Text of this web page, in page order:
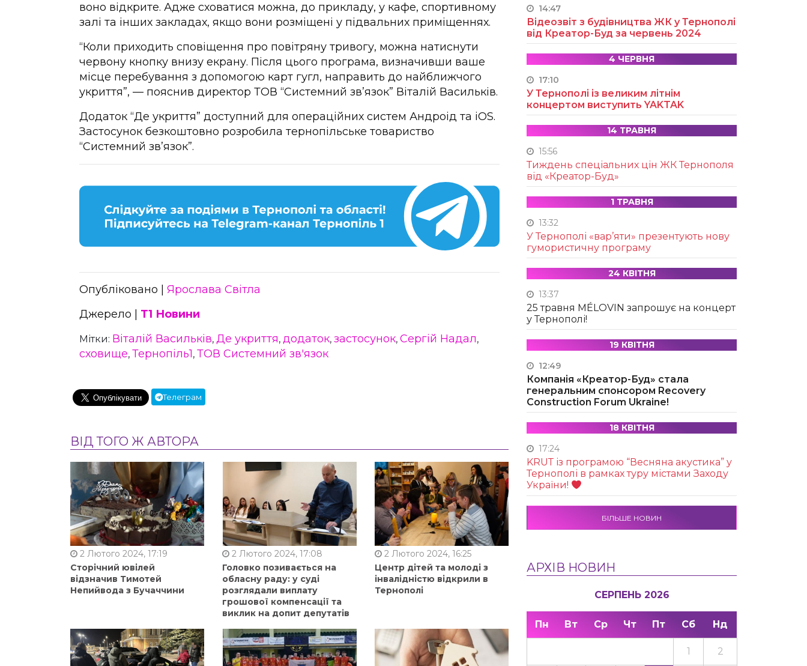
воно відкрите. Адже сховатися можна, до прикладу, у кафе, спортивному
залі та інших закладах, якщо вони розміщені у підвальних приміщеннях.
“Коли приходить сповіщення про повітряну тривогу, можна натиснути
червону кнопку внизу екрану. Після цього програма, визначивши ваше
місце перебування з допомогою карт гугл, направить до найближчого
укриття”, — пояснив директор ТОВ “Системний зв’язок” Віталій Васильків.
Додаток “Де укриття” доступний для операційних систем Андроід та iOS.
Застосунок безкоштовно розробила тернопільське товариство
“Системний зв’язок”.
Опубліковано | Ярослава Світла
Джерело | Т1 Новини
Мітки: Віталій Васильків, Де укриття, додаток, застосунок, Сергій Надал,
сховище, Тернопіль1, ТОВ Системний зв'язок
Телеграм
ВІД ТОГО Ж АВТОРА
2 Лютого 2024, 17:19
Сторічний ювілей
відзначив Тимотей
Непийвода з Бучаччини
2 Лютого 2024, 17:08
Головко позивається на
обласну раду: у суді
розглядали виплату
грошової компенсації та
виклик на допит депутатів
2 Лютого 2024, 16:25
Центр дітей та молоді з
інвалідністю відкрили в
Тернополі
14:47
Відеозвіт з будівництва ЖК у Тернополі
від Креатор-Буд за червень 2024
4 ЧЕРВНЯ
17:10
У Тернополі із великим літнім
концертом виступить YAKTAK
14 ТРАВНЯ
15:56
Тиждень спеціальних цін ЖК Тернополя
від «Креатор-Буд»
1 ТРАВНЯ
13:32
У Тернополі «вар’яти» презентують нову
гумористичну програму
24 КВІТНЯ
13:37
25 травня MÉLOVIN запрошує на концерт
у Тернополі!
19 КВІТНЯ
12:49
Компанія «Креатор-Буд» стала
генеральним спонсором Recovery
Construction Forum Ukraine!
18 КВІТНЯ
17:24
KRUТ із програмою “Весняна акустика” у
Тернополі в рамках туру містами Заходу
України!
БІЛЬШЕ НОВИН
АРХІВ НОВИН
СЕРПЕНЬ 2026
Пн Вт Ср Чт Пт Сб Нд
1 2